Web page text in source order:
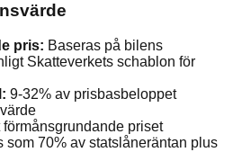
pris: Baseras på bilens
Skatteverkets schablon för
9-32% av prisbasbeloppet
förmånsgrundande priset
som 70% av statslåneräntan plus